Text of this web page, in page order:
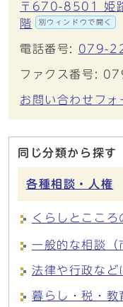
〒670-8501 姫
階
別ウィンドウで開く
電話番号: 079-
ファクス番号:
お問い合わせフォ
同じ分類から探す
各種相談・人権
くらしとこころ
一般的な相談（
法律や行政など
暮らし・税・教